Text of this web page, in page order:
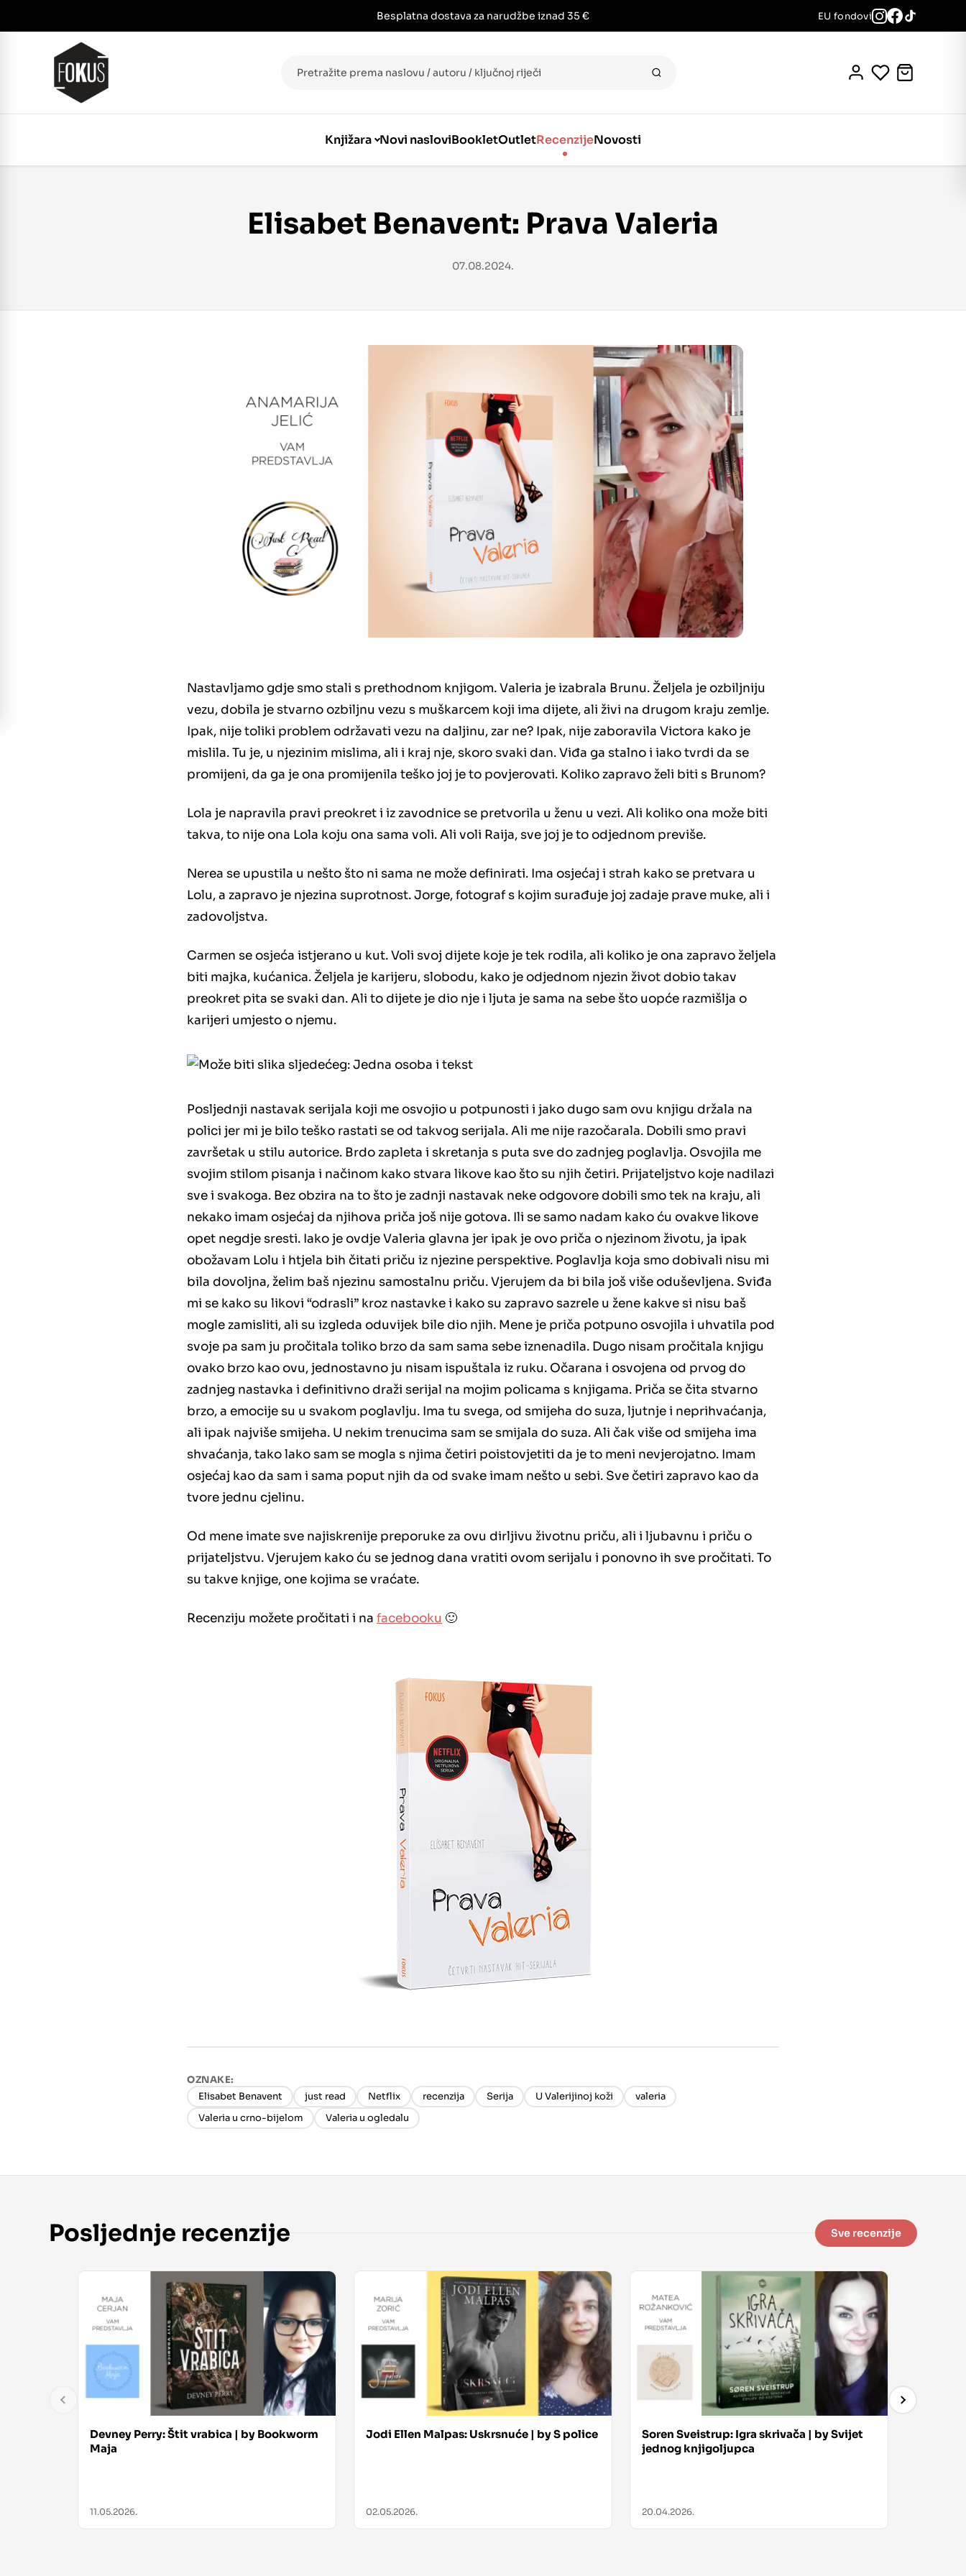
Besplatna dostava za narudžbe iznad 35 € EU fondovi
Knjižara Novi nasloviBookletOutletRecenzijeNovosti
Elisabet Benavent: Prava Valeria
07.08.2024.
Nastavljamo gdje smo stali s prethodnom knjigom. Valeria je izabrala Brunu. Željela je ozbiljniju
vezu, dobila je stvarno ozbiljnu vezu s muškarcem koji ima dijete, ali živi na drugom kraju zemlje.
Ipak, nije toliki problem održavati vezu na daljinu, zar ne? Ipak, nije zaboravila Victora kako je
mislila. Tu je, u njezinim mislima, ali i kraj nje, skoro svaki dan. Viđa ga stalno i iako tvrdi da se
promijeni, da ga je ona promijenila teško joj je to povjerovati. Koliko zapravo želi biti s Brunom?
Lola je napravila pravi preokret i iz zavodnice se pretvorila u ženu u vezi. Ali koliko ona može biti
takva, to nije ona Lola koju ona sama voli. Ali voli Raija, sve joj je to odjednom previše.
Nerea se upustila u nešto što ni sama ne može definirati. Ima osjećaj i strah kako se pretvara u
Lolu, a zapravo je njezina suprotnost. Jorge, fotograf s kojim surađuje joj zadaje prave muke, ali i
zadovoljstva.
Carmen se osjeća istjerano u kut. Voli svoj dijete koje je tek rodila, ali koliko je ona zapravo željela
biti majka, kućanica. Željela je karijeru, slobodu, kako je odjednom njezin život dobio takav
preokret pita se svaki dan. Ali to dijete je dio nje i ljuta je sama na sebe što uopće razmišlja o
karijeri umjesto o njemu.
Posljednji nastavak serijala koji me osvojio u potpunosti i jako dugo sam ovu knjigu držala na
polici jer mi je bilo teško rastati se od takvog serijala. Ali me nije razočarala. Dobili smo pravi
završetak u stilu autorice. Brdo zapleta i skretanja s puta sve do zadnjeg poglavlja. Osvojila me
svojim stilom pisanja i načinom kako stvara likove kao što su njih četiri. Prijateljstvo koje nadilazi
sve i svakoga. Bez obzira na to što je zadnji nastavak neke odgovore dobili smo tek na kraju, ali
nekako imam osjećaj da njihova priča još nije gotova. Ili se samo nadam kako ću ovakve likove
opet negdje sresti. Iako je ovdje Valeria glavna jer ipak je ovo priča o njezinom životu, ja ipak
obožavam Lolu i htjela bih čitati priču iz njezine perspektive. Poglavlja koja smo dobivali nisu mi
bila dovoljna, želim baš njezinu samostalnu priču. Vjerujem da bi bila još više oduševljena. Sviđa
mi se kako su likovi “odrasli” kroz nastavke i kako su zapravo sazrele u žene kakve si nisu baš
mogle zamisliti, ali su izgleda oduvijek bile dio njih. Mene je priča potpuno osvojila i uhvatila pod
svoje pa sam ju pročitala toliko brzo da sam sama sebe iznenadila. Dugo nisam pročitala knjigu
ovako brzo kao ovu, jednostavno ju nisam ispuštala iz ruku. Očarana i osvojena od prvog do
zadnjeg nastavka i definitivno draži serijal na mojim policama s knjigama. Priča se čita stvarno
brzo, a emocije su u svakom poglavlju. Ima tu svega, od smijeha do suza, ljutnje i neprihvaćanja,
ali ipak najviše smijeha. U nekim trenucima sam se smijala do suza. Ali čak više od smijeha ima
shvaćanja, tako lako sam se mogla s njima četiri poistovjetiti da je to meni nevjerojatno. Imam
osjećaj kao da sam i sama poput njih da od svake imam nešto u sebi. Sve četiri zapravo kao da
tvore jednu cjelinu.
Od mene imate sve najiskrenije preporuke za ovu dirljivu životnu priču, ali i ljubavnu i priču o
prijateljstvu. Vjerujem kako ću se jednog dana vratiti ovom serijalu i ponovno ih sve pročitati. To
su takve knjige, one kojima se vraćate.
Recenziju možete pročitati i na facebooku 🙂
OZNAKE:
Elisabet Benavent
just read Netflix recenzija Serija U Valerijinoj koži
valeria
Valeria u crno-bijelom
Valeria u ogledalu
Posljednje recenzije Sve recenzije
Devney Perry: Štit vrabica | by Bookworm
Maja
11.05.2026.
Jodi Ellen Malpas: Uskrsnuće | by S police
02.05.2026.
Soren Sveistrup: Igra skrivača | by Svijet
jednog knjigoljupca
20.04.2026.